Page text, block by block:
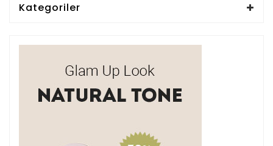
Kategoriler